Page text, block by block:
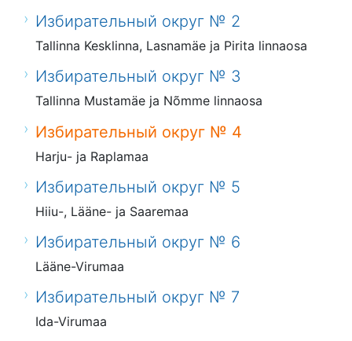
Избирательный округ № 2
Tallinna Kesklinna, Lasnamäe ja Pirita linnaosa
Избирательный округ № 3
Tallinna Mustamäe ja Nõmme linnaosa
Избирательный округ № 4
Harju- ja Raplamaa
Избирательный округ № 5
Hiiu-, Lääne- ja Saaremaa
Избирательный округ № 6
Lääne-Virumaa
Избирательный округ № 7
Ida-Virumaa